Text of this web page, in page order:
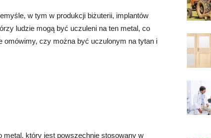
w tym w produkcji biżuterii, implantów
ludzie mogą być uczuleni na ten metal, co
omówimy, czy można być uczulonym na tytan i
metal, który jest powszechnie stosowany w